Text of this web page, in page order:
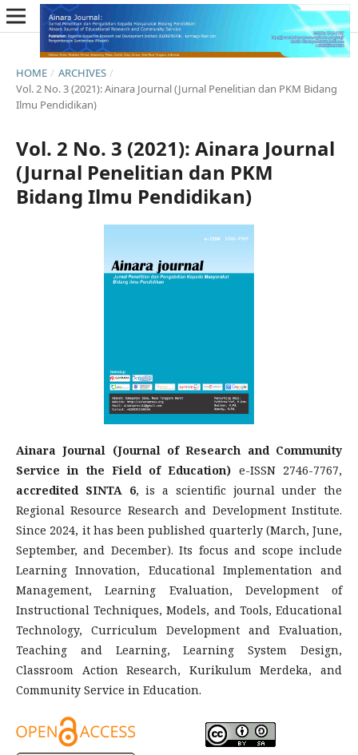
HOME / ARCHIVES /
Vol. 2 No. 3 (2021): Ainara Journal (Jurnal Penelitian dan PKM Bidang
Ilmu Pendidikan)
Vol. 2 No. 3 (2021): Ainara Journal
(Jurnal Penelitian dan PKM
Bidang Ilmu Pendidikan)
Ainara Journal (Journal of Research and Community
Service in the Field of Education) e-ISSN 2746-7767,
accredited SINTA 6, is a scientific journal under the
Regional Resource Research and Development Institute.
Since 2024, it has been published quarterly (March, June,
September, and December). Its focus and scope include
Learning Innovation, Educational Implementation and
Management, Learning Evaluation, Development of
Instructional Techniques, Models, and Tools, Educational
Technology, Curriculum Development and Evaluation,
Teaching and Learning, Learning System Design,
Classroom Action Research, Kurikulum Merdeka, and
Community Service in Education.